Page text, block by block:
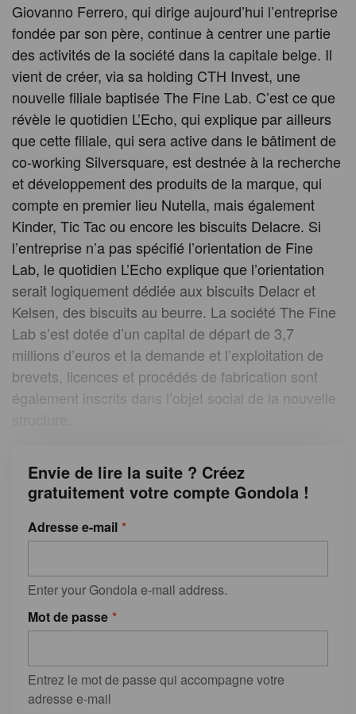
Giovanno Ferrero, qui dirige aujourd’hui l’entreprise
fondée par son père, continue à centrer une partie
des activités de la société dans la capitale belge. Il
vient de créer, via sa holding CTH Invest, une
nouvelle filiale baptisée The Fine Lab. C’est ce que
révèle le quotidien L’Echo, qui explique par ailleurs
que cette filiale, qui sera active dans le bâtiment de
co-working Silversquare, est destnée à la recherche
et développement des produits de la marque, qui
compte en premier lieu Nutella, mais également
Kinder, Tic Tac ou encore les biscuits Delacre. Si
l’entreprise n’a pas spécifié l’orientation de Fine
Lab, le quotidien L’Echo explique que l’orientation
serait logiquement dédiée aux biscuits Delacr et
Kelsen, des biscuits au beurre. La société The Fine
Lab s’est dotée d’un capital de départ de 3,7
millions d’euros et la demande et l’exploitation de
brevets, licences et procédés de fabrication sont
également inscrits dans l’objet social de la nouvelle
Envie de lire la suite ? Créez
gratuitement votre compte Gondola !
Adresse e-mail
Enter your Gondola e-mail address.
Mot de passe
Entrez le mot de passe qui accompagne votre
adresse e-mail